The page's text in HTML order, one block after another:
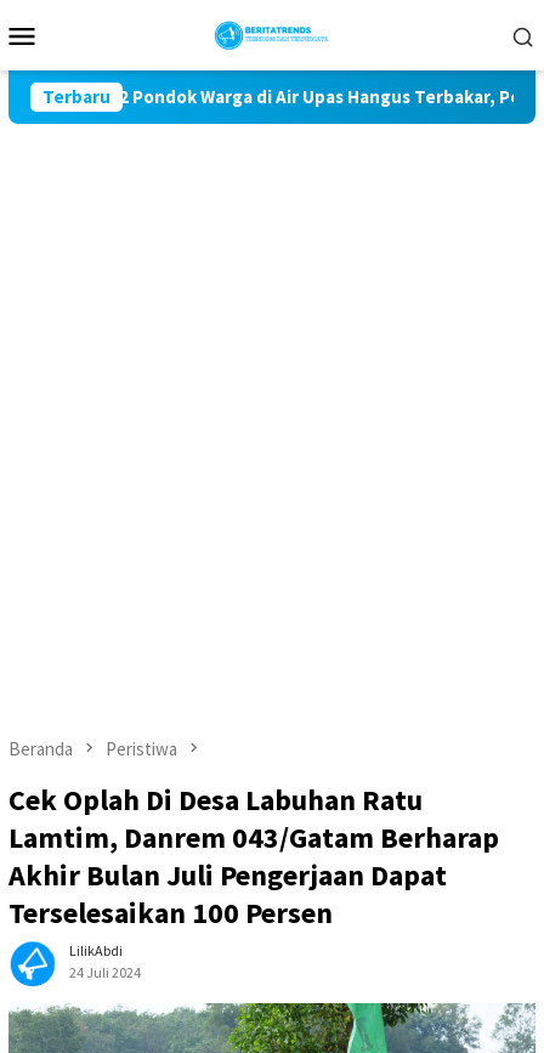
ke
Mobile
Terbaru
32 Pondok Warga di Air Upas Hangus Terbakar, Pelaku
Beranda Peristiwa
Cek Oplah Di Desa Labuhan Ratu
Lamtim, Danrem 043/Gatam Berharap
Akhir Bulan Juli Pengerjaan Dapat
Terselesaikan 100 Persen
LilikAbdi
24 Juli 2024